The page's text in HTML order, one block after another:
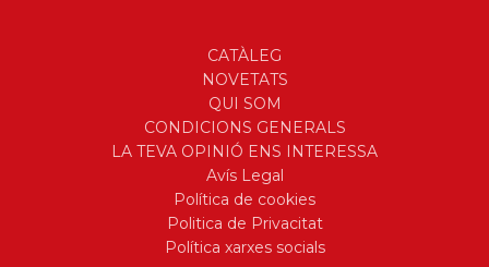
CATÀLEG
NOVETATS
QUI SOM
CONDICIONS GENERALS
LA TEVA OPINIÓ ENS INTERESSA
Avís Legal
Política de cookies
Politica de Privacitat
Política xarxes socials